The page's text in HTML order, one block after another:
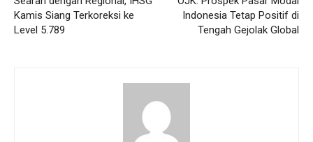
Kamis Siang Terkoreksi ke
Level 5.789
Indonesia Tetap Positif di
Tengah Gejolak Global